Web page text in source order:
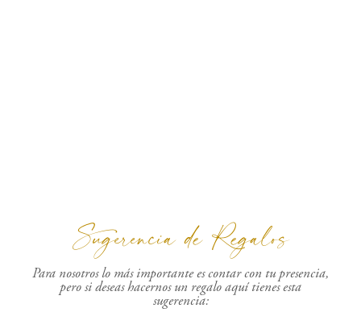
Sugerencia de Regalos
Para nosotros lo más importante es contar con tu presencia,
pero si deseas hacernos un regalo aquí tienes esta
sugerencia: